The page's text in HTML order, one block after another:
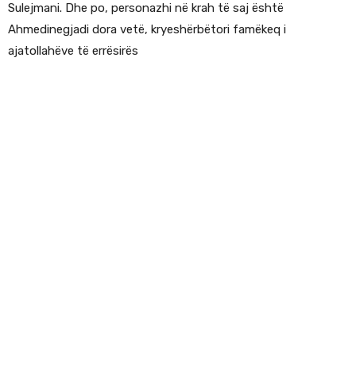
Sulejmani. Dhe po, personazhi në krah të saj është
Ahmedinegjadi dora vetë, kryeshërbëtori famëkeq i
ajatollahëve të errësirës